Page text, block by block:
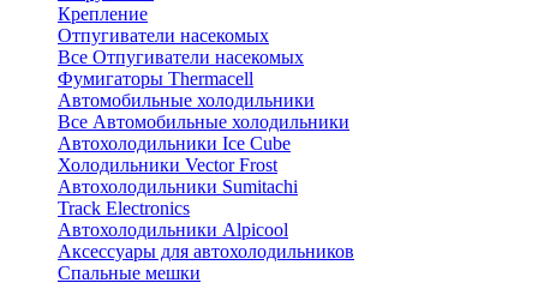
Крепление
Отпугиватели насекомых
Все Отпугиватели насекомых
Фумигаторы Thermacell
Автомобильные холодильники
Все Автомобильные холодильники
Автохолодильники Ice Cube
Холодильники Vector Frost
Автохолодильники Sumitachi
Track Electronics
Автохолодильники Alpicool
Аксессуары для автохолодильников
Спальные мешки